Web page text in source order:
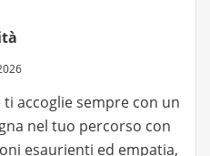
accoglie sempre con un
nel tuo percorso con
esaurienti ed empatia,